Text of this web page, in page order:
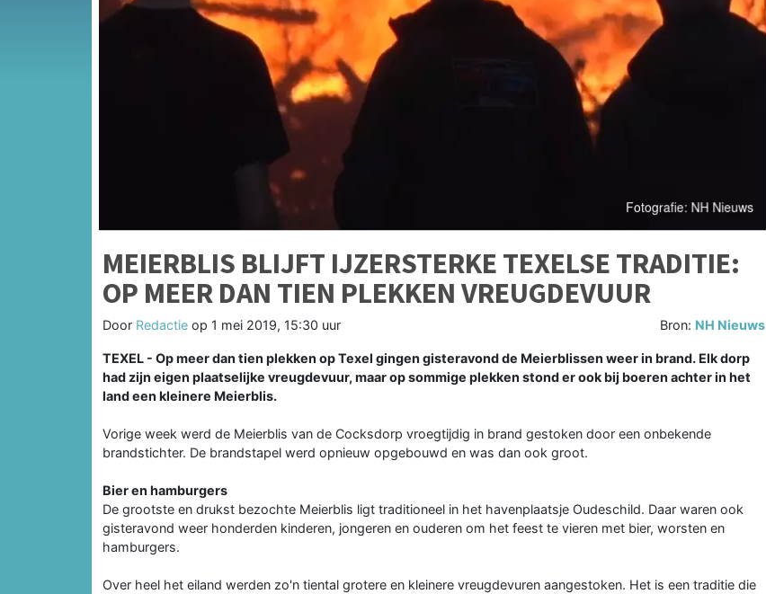
MEIERBLIS BLIJFT IJZERSTERKE TEXELSE TRADITIE:
OP MEER DAN TIEN PLEKKEN VREUGDEVUUR
Door Redactie op 1 mei 2019, 15:30 uur Bron: NH Nieuws
TEXEL - Op meer dan tien plekken op Texel gingen gisteravond de Meierblissen weer in brand. Elk dorp
had zijn eigen plaatselijke vreugdevuur, maar op sommige plekken stond er ook bij boeren achter in het
land een kleinere Meierblis.
Vorige week werd de Meierblis van de Cocksdorp vroegtijdig in brand gestoken door een onbekende
brandstichter. De brandstapel werd opnieuw opgebouwd en was dan ook groot.
Bier en hamburgers
De grootste en drukst bezochte Meierblis ligt traditioneel in het havenplaatsje Oudeschild. Daar waren ook
gisteravond weer honderden kinderen, jongeren en ouderen om het feest te vieren met bier, worsten en
hamburgers.
Over heel het eiland werden zo'n tiental grotere en kleinere vreugdevuren aangestoken. Het is een traditie die